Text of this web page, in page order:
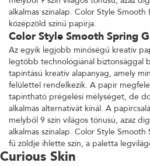
alkalmas színalap. Color Style
középzöld színű papírja.
Color Style Smooth Spring
Az egyik legjobb minőségű kreatív
legtöbb technológiánál biztonsággal
tapintású kreatív alapanyag, amely
felülettel rendelkezik. A papír
tapintható prégelési mélységet, de
alkalmas alternatívát kínál. A
melyből 9 szín világos tónusú, azaz
alkalmas színalap. Color Style
fű zöldje ihlette szín, a paletta
Curious Skin